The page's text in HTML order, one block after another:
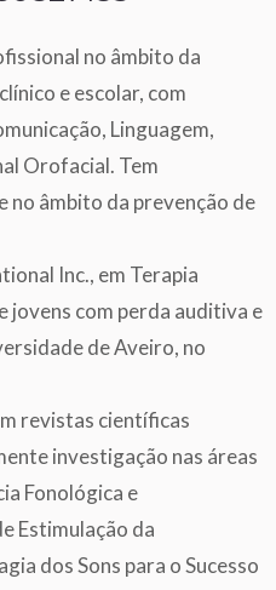
no âmbito da
e escolar, com
Linguagem,
Orofacial. Tem
no âmbito da prevenção de
Inc., em Terapia
jovens com perda auditiva e
de Aveiro, no
revistas científicas
investigação nas áreas
Fonológica e
Estimulação da
dos Sons para o Sucesso